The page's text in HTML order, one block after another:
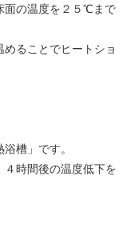
面の温度を２５℃まで
ることでヒートショ
槽」です。
時間後の温度低下を